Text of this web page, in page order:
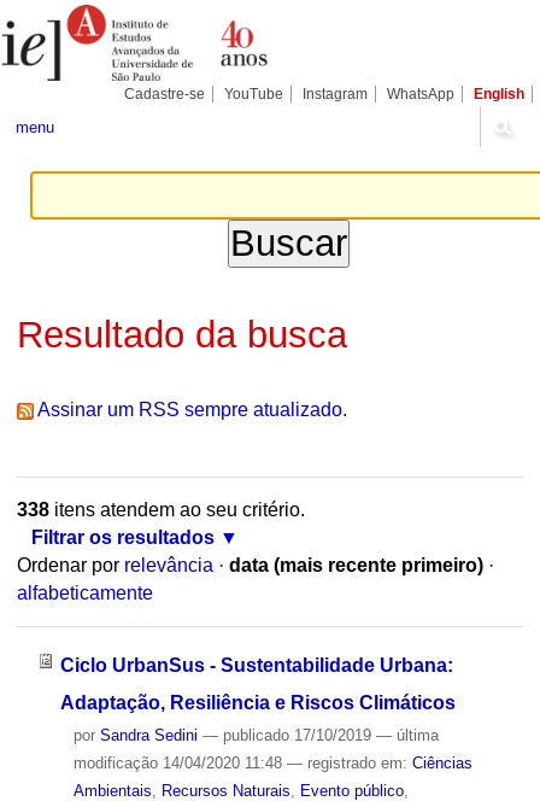
para
conteúdo.
Pessoais
Cadastre-se YouTube Instagram WhatsApp English
menu
Resultado da busca
Assinar um RSS sempre atualizado.
338itens atendem ao seu critério.
Filtrar os resultados
Ordenar por relevância · data (mais recente primeiro) ·
alfabeticamente
Ciclo UrbanSus - Sustentabilidade Urbana:
Adaptação, Resiliência e Riscos Climáticos
por Sandra Sedini — publicado17/10/2019 — última
modificação14/04/2020 11:48 — registrado em: Ciências
Ambientais
Recursos Naturais Evento público,